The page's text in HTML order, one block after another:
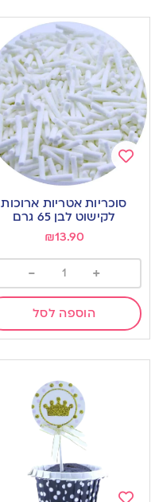
wishlist
סוכריות אטריות ארוכות
לקישוט לבן 65 גרם
₪13.90
+
-
הוספה לסל